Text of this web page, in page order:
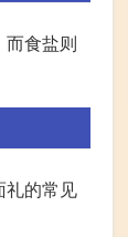
食盐则
礼的常见